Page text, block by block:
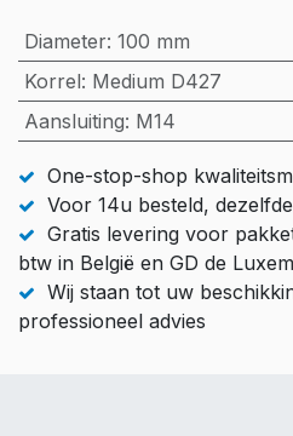
Diameter: 100 mm
Korrel: Medium D427
Aansluiting: M14
One-stop-shop
Voor 14u besteld,
Gratis levering voor
btw in België en GD de
Wij staan tot uw
professioneel advies